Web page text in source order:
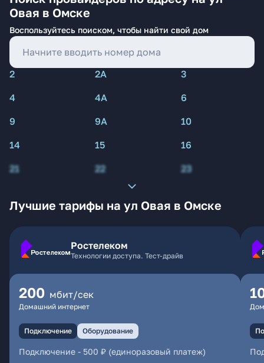
Овая в Омске
Воспользуйтесь поиском, чтобы найти свой дом
2 2А
3
4
4А
6
9
9А
10
14
15
16
21
22 23
Лучшие тарифы на ул Овая в Омске
Ростелеком
Технологии доступа. Тест-драйв
200 мбит/сек
Домашний интернет
Подключение Оборудование
Подключение - 500 ₽ (единоразовый платеж)